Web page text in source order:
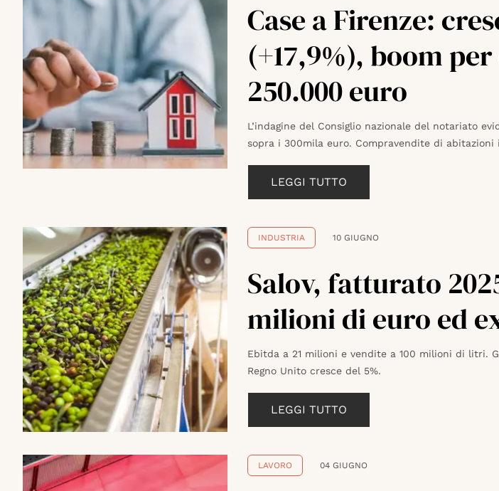
Case a Firenze:
(+17,9%), boom
250.000 euro
L’indagine del Consiglio nazionale del notariato
sopra i 300mila euro. Compravendite di abitazioni
LEGGI TUTTO
INDUSTRIA 10 GIUGNO
Salov, fatturato
milioni di euro ed
Ebitda a 21 milioni e vendite a 100 milioni di litri.
Regno Unito cresce del 5%.
LEGGI TUTTO
LAVORO 04 GIUGNO